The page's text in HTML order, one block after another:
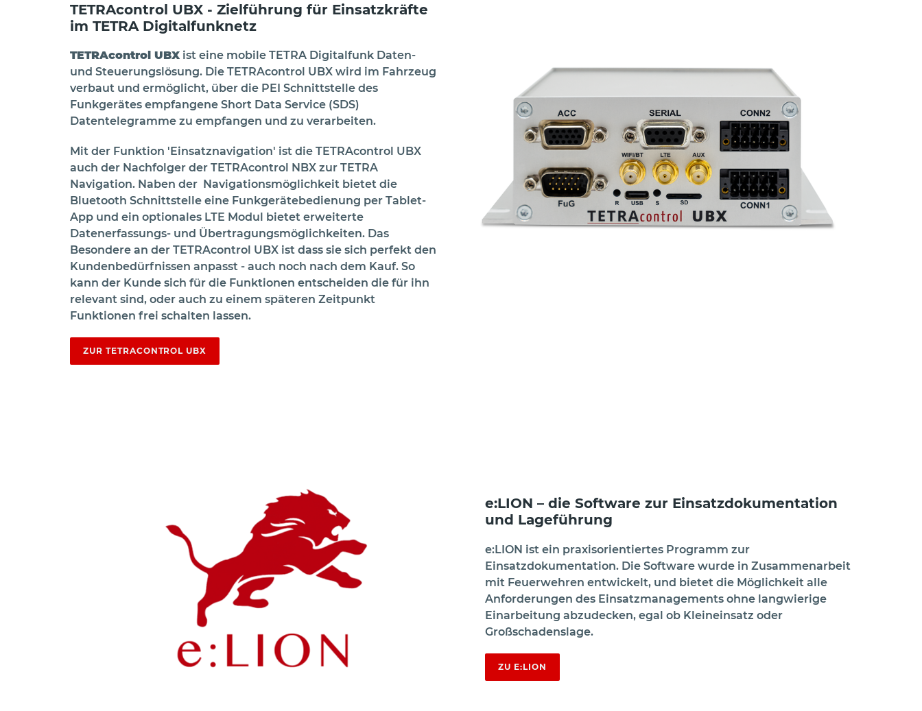
TETRAcontrol UBX - Zielführung für Einsatzkräfte
im TETRA Digitalfunknetz
TETRAcontrol UBX ist eine mobile TETRA Digitalfunk Daten-
und Steuerungslösung. Die TETRAcontrol UBX wird im Fahrzeug
verbaut und ermöglicht, über die PEI Schnittstelle des
Funkgerätes empfangene Short Data Service (SDS)
Datentelegramme zu empfangen und zu verarbeiten.
Mit der Funktion 'Einsatznavigation' ist die TETRAcontrol UBX
auch der Nachfolger der TETRAcontrol NBX zur TETRA
Navigation. Naben der Navigationsmöglichkeit bietet die
Bluetooth Schnittstelle eine Funkgerätebedienung per Tablet-
App und ein optionales LTE Modul bietet erweiterte
Datenerfassungs- und Übertragungsmöglichkeiten. Das
Besondere an der TETRAcontrol UBX ist dass sie sich perfekt den
Kundenbedürfnissen anpasst - auch noch nach dem Kauf. So
kann der Kunde sich für die Funktionen entscheiden die für ihn
relevant sind, oder auch zu einem späteren Zeitpunkt
Funktionen frei schalten lassen.
ZUR TETRACONTROL UBX
e:LION – die Software zur Einsatzdokumentation
und Lageführung
e:LION ist ein praxisorientiertes Programm zur
Einsatzdokumentation. Die Software wurde in Zusammenarbeit
mit Feuerwehren entwickelt, und bietet die Möglichkeit alle
Anforderungen des Einsatzmanagements ohne langwierige
Einarbeitung abzudecken, egal ob Kleineinsatz oder
Großschadenslage.
ZU E:LION